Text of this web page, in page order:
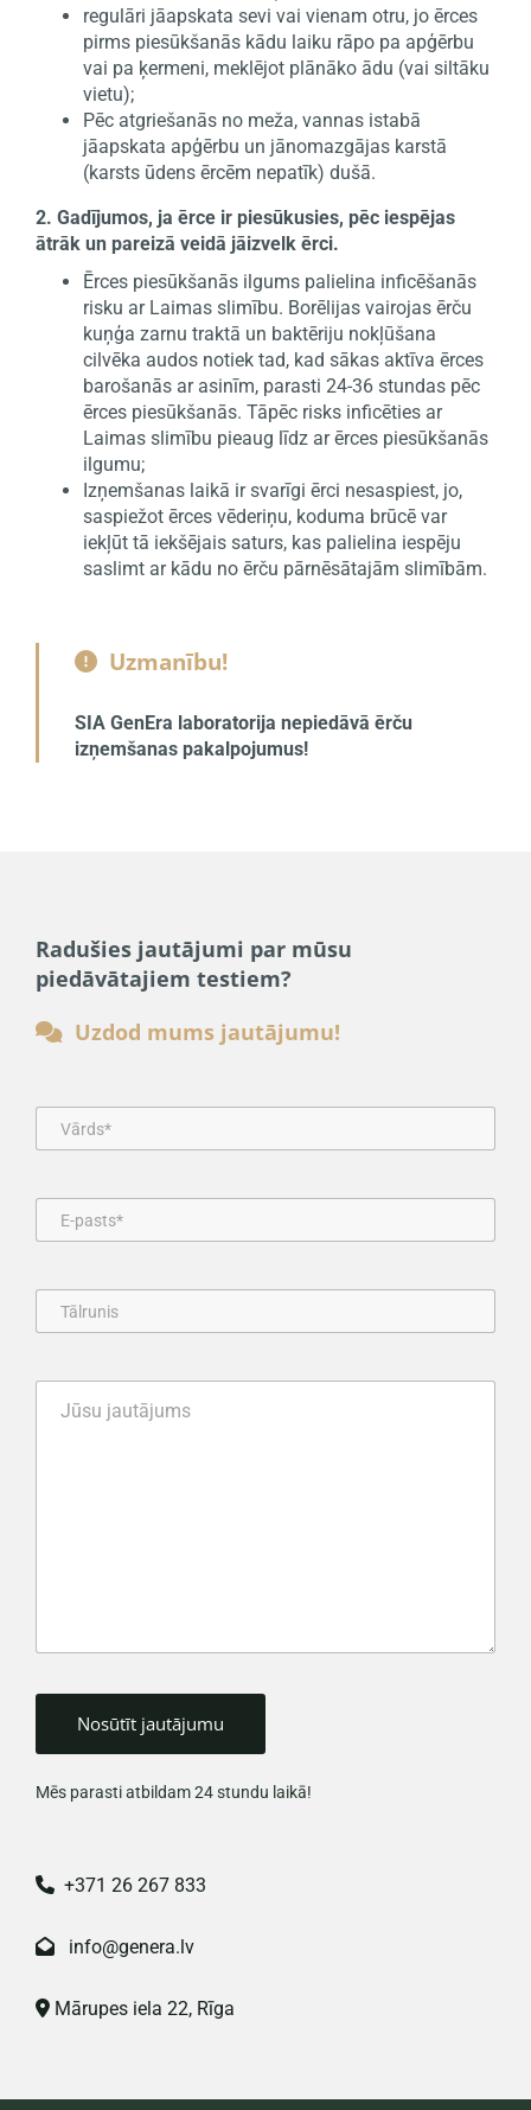
regulāri jāapskata sevi vai vienam otru, jo ērces
pirms piesūkšanās kādu laiku rāpo pa apģērbu
vai pa ķermeni, meklējot plānāko ādu (vai siltāku
vietu);
Pēc atgriešanās no meža, vannas istabā
jāapskata apģērbu un jānomazgājas karstā
(karsts ūdens ērcēm nepatīk) dušā.
2. Gadījumos, ja ērce ir piesūkusies, pēc iespējas
ātrāk un pareizā veidā jāizvelk ērci.
Ērces piesūkšanās ilgums palielina inficēšanās
risku ar Laimas slimību. Borēlijas vairojas ērču
kuņģa zarnu traktā un baktēriju nokļūšana
cilvēka audos notiek tad, kad sākas aktīva ērces
barošanās ar asinīm, parasti 24-36 stundas pēc
ērces piesūkšanās. Tāpēc risks inficēties ar
Laimas slimību pieaug līdz ar ērces piesūkšanās
ilgumu;
Izņemšanas laikā ir svarīgi ērci nesaspiest, jo,
saspiežot ērces vēderiņu, koduma brūcē var
iekļūt tā iekšējais saturs, kas palielina iespēju
saslimt ar kādu no ērču pārnēsātajām slimībām.
 Uzmanību!
SIA GenEra laboratorija nepiedāvā ērču
izņemšanas pakalpojumus!
Radušies jautājumi par mūsu
piedāvātajiem testiem?
 Uzdod mums jautājumu!
Mēs parasti atbildam 24 stundu laikā!
 +371 26 267 833
 info@genera.lv
 Mārupes iela 22, Rīga